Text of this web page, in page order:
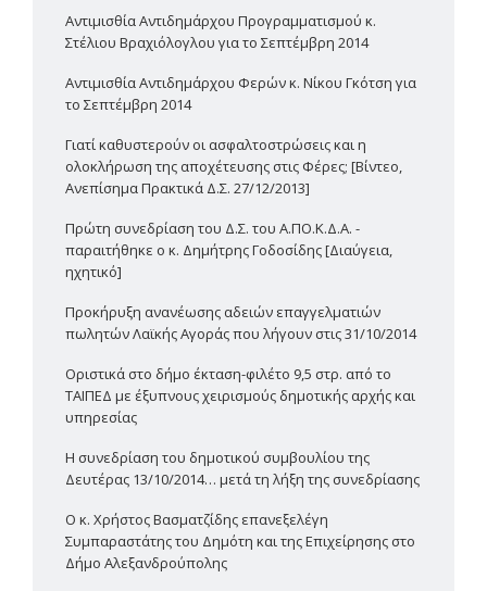
Αντιμισθία Αντιδημάρχου Προγραμματισμού κ.
Στέλιου Βραχιόλογλου για το Σεπτέμβρη 2014
Αντιμισθία Αντιδημάρχου Φερών κ. Νίκου Γκότση για
το Σεπτέμβρη 2014
Γιατί καθυστερούν οι ασφαλτοστρώσεις και η
ολοκλήρωση της αποχέτευσης στις Φέρες; [Βίντεο,
Ανεπίσημα Πρακτικά Δ.Σ. 27/12/2013]
Πρώτη συνεδρίαση του Δ.Σ. του Α.ΠΟ.Κ.Δ.Α. -
παραιτήθηκε ο κ. Δημήτρης Γοδοσίδης [Διαύγεια,
ηχητικό]
Προκήρυξη ανανέωσης αδειών επαγγελματιών
πωλητών Λαϊκής Αγοράς που λήγουν στις 31/10/2014
Οριστικά στο δήμο έκταση-φιλέτο 9,5 στρ. από το
ΤΑΙΠΕΔ με έξυπνους χειρισμούς δημοτικής αρχής και
υπηρεσίας
Η συνεδρίαση του δημοτικού συμβουλίου της
Δευτέρας 13/10/2014… μετά τη λήξη της συνεδρίασης
Ο κ. Χρήστος Βασματζίδης επανεξελέγη
Συμπαραστάτης του Δημότη και της Επιχείρησης στο
Δήμο Αλεξανδρούπολης